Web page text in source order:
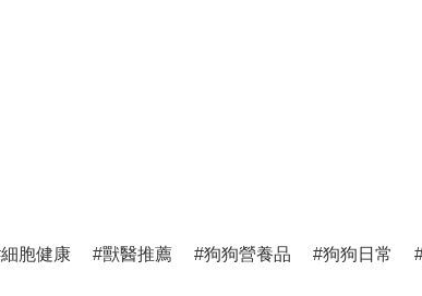
細胞健康 獸醫推薦 狗狗營養品 狗狗日常